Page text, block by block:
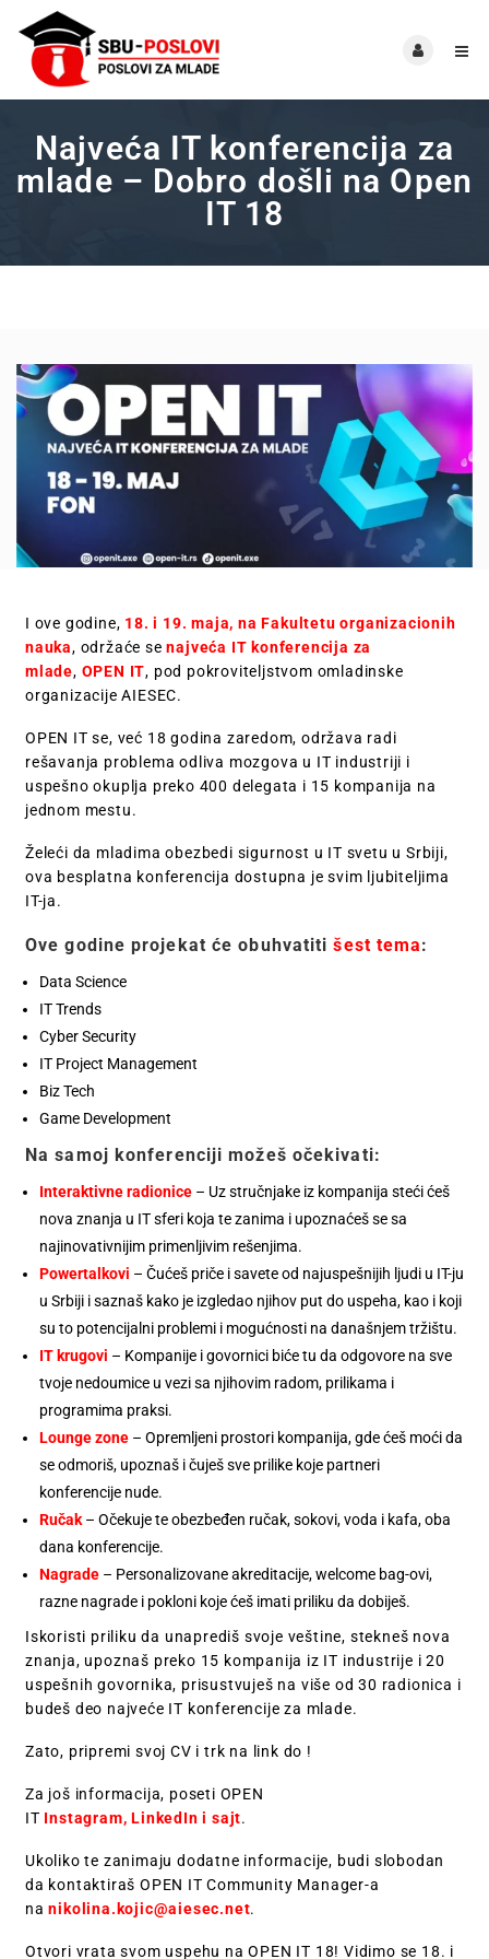
Najveća IT konferencija za
mlade – Dobro došli na Open
IT 18
I ove godine, 18. i 19. maja, na Fakultetu organizacionih
nauka, održaće senajveća IT konferencija za
mlade, OPEN IT, pod pokroviteljstvom omladinske
organizacije AIESEC.
OPEN IT se, već 18 godina zaredom, održava radi
rešavanja problema odliva mozgova u IT industriji i
uspešno okuplja preko 400 delegata i 15 kompanija na
jednom mestu.
Želeći da mladima obezbedi sigurnost u IT svetu u Srbiji,
ova besplatna konferencija dostupna je svim ljubiteljima
IT-ja.
Ove godine projekat će obuhvatitišest tema:
Data Science
IT Trends
Cyber Security
IT Project Management
Biz Tech
Game Development
Na samoj konferenciji možeš očekivati:
Interaktivne radionice – Uz stručnjake iz kompanija steći ćeš
nova znanja u IT sferi koja te zanima i upoznaćeš se sa
najinovativnijim primenljivim rešenjima.
Powertalkovi – Čućeš priče i savete od najuspešnijih ljudi u IT-ju
u Srbiji i saznaš kako je izgledao njihov put do uspeha, kao i koji
su to potencijalni problemi i mogućnosti na današnjem tržištu.
IT krugovi – Kompanije i govornici biće tu da odgovore na sve
tvoje nedoumice u vezi sa njihovim radom, prilikama i
programima praksi.
Lounge zone – Opremljeni prostori kompanija, gde ćeš moći da
se odmoriš, upoznaš i čuješ sve prilike koje partneri
konferencije nude.
Ručak – Očekuje te obezbeđen ručak, sokovi, voda i kafa, oba
dana konferencije.
Nagrade – Personalizovane akreditacije, welcome bag-ovi,
razne nagrade i pokloni koje ćeš imati priliku da dobiješ.
Iskoristi priliku da unaprediš svoje veštine, stekneš nova
znanja, upoznaš preko 15 kompanija iz IT industrije i 20
uspešnih govornika, prisustvuješ na više od 30 radionica i
budeš deo najveće IT konferencije za mlade.
Zato, pripremi svoj CV i trk na link do !
Za još informacija, poseti OPEN
IT Instagram,LinkedInisajt.
Ukoliko te zanimaju dodatne informacije, budi slobodan
da kontaktiraš OPEN IT Community Manager-a
nanikolina.kojic@aiesec.net.
Otvori vrata svom uspehu na OPEN IT 18! Vidimo se 18. i